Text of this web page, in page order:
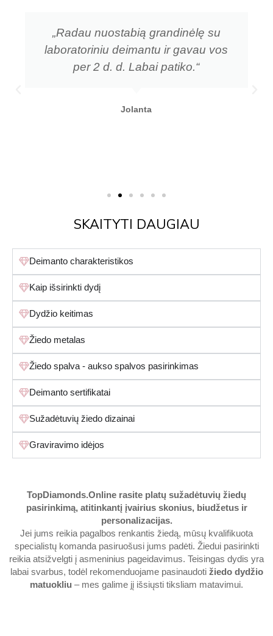
„Radau nuostabią grandinėlę su
laboratoriniu deimantu ir gavau vos
per 2 d. d. Labai patiko.“
Jolanta
SKAITYTI DAUGIAU
Deimanto charakteristikos
Kaip išsirinkti dydį
Dydžio keitimas
Žiedo metalas
Žiedo spalva - aukso spalvos pasirinkimas
Deimanto sertifikatai
Sužadėtuvių žiedo dizainai
Graviravimo idėjos
TopDiamonds.Online rasite platų sužadėtuvių žiedų
pasirinkimą, atitinkantį įvairius skonius, biudžetus ir
personalizacijas.
Jei jums reikia pagalbos renkantis žiedą, mūsų kvalifikuota
specialistų komanda pasiruošusi jums padėti. Žiedui pasirinkti
reikia atsižvelgti į asmeninius pageidavimus. Teisingas dydis yra
labai svarbus, todėl rekomenduojame pasinaudoti žiedo dydžio
matuokliu – mes galime jį išsiųsti tiksliam matavimui.